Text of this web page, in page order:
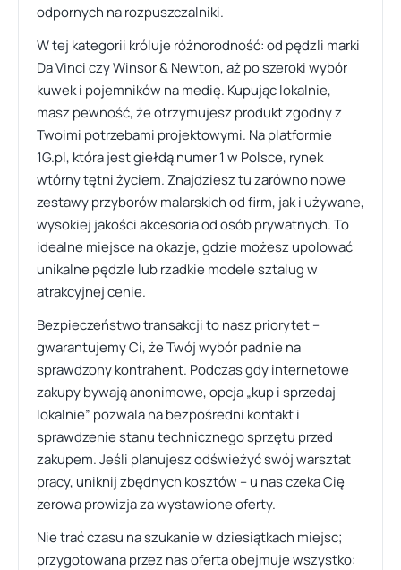
odpornych na rozpuszczalniki.
W tej kategorii króluje różnorodność: od pędzli marki
Da Vinci czy Winsor & Newton, aż po szeroki wybór
kuwek i pojemników na medię. Kupując lokalnie,
masz pewność, że otrzymujesz produkt zgodny z
Twoimi potrzebami projektowymi. Na platformie
1G.pl, która jest giełdą numer 1 w Polsce, rynek
wtórny tętni życiem. Znajdziesz tu zarówno nowe
zestawy przyborów malarskich od firm, jak i używane,
wysokiej jakości akcesoria od osób prywatnych. To
idealne miejsce na okazje, gdzie możesz upolować
unikalne pędzle lub rzadkie modele sztalug w
atrakcyjnej cenie.
Bezpieczeństwo transakcji to nasz priorytet –
gwarantujemy Ci, że Twój wybór padnie na
sprawdzony kontrahent. Podczas gdy internetowe
zakupy bywają anonimowe, opcja „kup i sprzedaj
lokalnie” pozwala na bezpośredni kontakt i
sprawdzenie stanu technicznego sprzętu przed
zakupem. Jeśli planujesz odświeżyć swój warsztat
pracy, uniknij zbędnych kosztów – u nas czeka Cię
zerowa prowizja za wystawione oferty.
Nie trać czasu na szukanie w dziesiątkach miejsc;
przygotowana przez nas oferta obejmuje wszystko: